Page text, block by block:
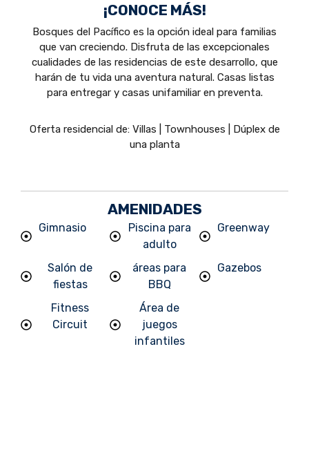
¡CONOCE MÁS!
Bosques del Pacífico es la opción ideal para familias
que van creciendo. Disfruta de las excepcionales
cualidades de las residencias de este desarrollo, que
harán de tu vida una aventura natural. Casas listas
para entregar y casas unifamiliar en preventa.
Oferta residencial de: Villas | Townhouses | Dúplex de
una planta
AMENIDADES
Gimnasio
Piscina para
adulto
Greenway
Salón de
fiestas
áreas para
BBQ
Gazebos
Fitness
Circuit
Área de
juegos
infantiles